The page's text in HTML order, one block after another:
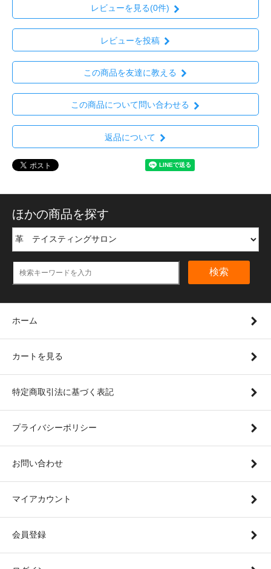
レビューを見る(0件)
レビューを投稿
この商品を友達に教える
この商品について問い合わせる
返品について
ほかの商品を探す
検索
ホーム
カートを見る
特定商取引法に基づく表記
プライバシーポリシー
お問い合わせ
マイアカウント
会員登録